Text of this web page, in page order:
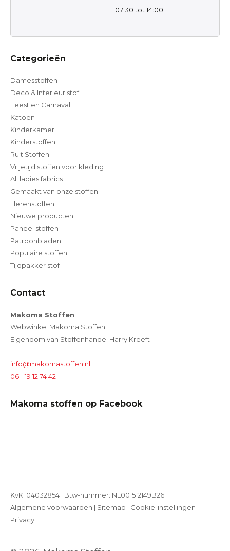
07:30 tot 14:00
Categorieën
Damesstoffen
Deco & Interieur stof
Feest en Carnaval
Katoen
Kinderkamer
Kinderstoffen
Ruit Stoffen
Vrijetijd stoffen voor kleding
All ladies fabrics
Gemaakt van onze stoffen
Herenstoffen
Nieuwe producten
Paneel stoffen
Patroonbladen
Populaire stoffen
Tijdpakker stof
Contact
Makoma Stoffen
Webwinkel Makoma Stoffen
Eigendom van Stoffenhandel Harry Kreeft
info@makomastoffen.nl
06 - 19 12 74 42
Makoma stoffen op Facebook
KvK: 04032854 | Btw-nummer: NL001512149B26
Algemene voorwaarden | Sitemap | Cookie-instellingen |
Privacy